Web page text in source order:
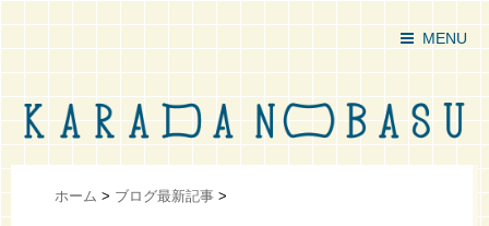
MENU
ホーム > ブログ最新記事 >